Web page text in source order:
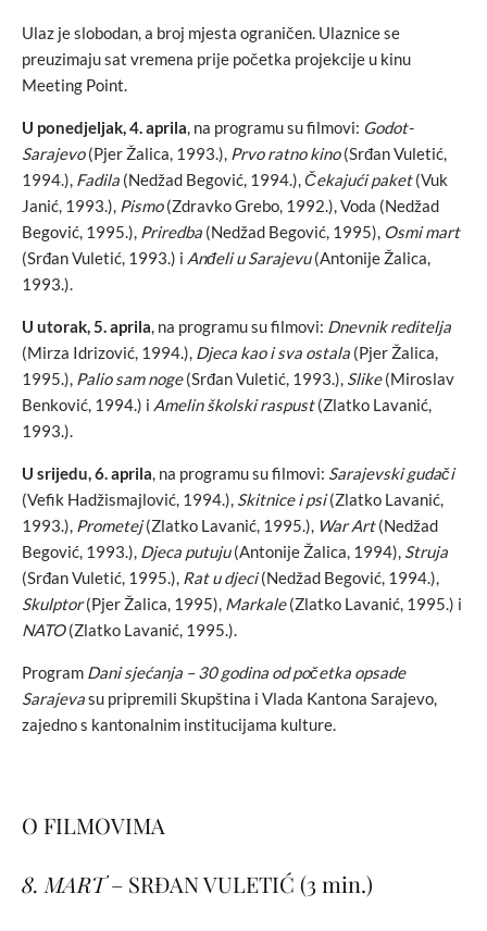
Ulaz je slobodan, a broj mjesta ograničen. Ulaznice se
preuzimaju sat vremena prije početka projekcije u kinu
Meeting Point.
U ponedjeljak, 4. aprila, na programu su filmovi: Godot-
Sarajevo(Pjer Žalica, 1993.), Prvo ratno kino(Srđan Vuletić,
1994.), Fadila (Nedžad Begović, 1994.),Čekajući paket(Vuk
Janić, 1993.), Pismo(Zdravko Grebo, 1992.), Voda (Nedžad
Begović, 1995.), Priredba (Nedžad Begović, 1995), Osmi mart
(Srđan Vuletić, 1993.) i Anđeli u Sarajevu(Antonije Žalica,
1993.).
U utorak, 5. aprila, na programu su filmovi: Dnevnik reditelja
(Mirza Idrizović, 1994.), Djeca kao i sva ostala (Pjer Žalica,
1995.), Palio sam noge(Srđan Vuletić, 1993.), Slike(Miroslav
Benković, 1994.) i Amelin školski raspust(Zlatko Lavanić,
1993.).
U srijedu, 6. aprila, na programu su filmovi: Sarajevski gudači
(Vefik Hadžismajlović, 1994.), Skitnice i psi(Zlatko Lavanić,
1993.), Prometej(Zlatko Lavanić, 1995.), War Art(Nedžad
Begović, 1993.), Djeca putuju(Antonije Žalica, 1994), Struja
(Srđan Vuletić, 1995.), Rat u djeci(Nedžad Begović, 1994.),
Skulptor(Pjer Žalica, 1995), Markale(Zlatko Lavanić, 1995.) i
NATO(Zlatko Lavanić, 1995.).
Program Dani sjećanja – 30 godina od početka opsade
Sarajevasu pripremili Skupština i Vlada Kantona Sarajevo,
zajedno s kantonalnim institucijama kulture.
O FILMOVIMA
8. MART– SRĐAN VULETIĆ (3 min.)